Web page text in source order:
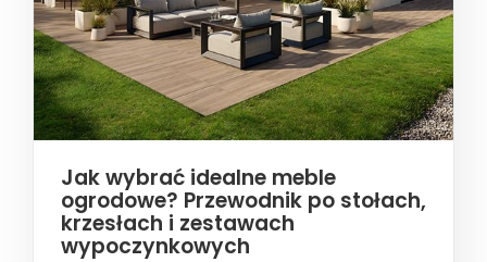
Jak wybrać idealne meble
ogrodowe? Przewodnik po stołach,
krzesłach i zestawach
wypoczynkowych